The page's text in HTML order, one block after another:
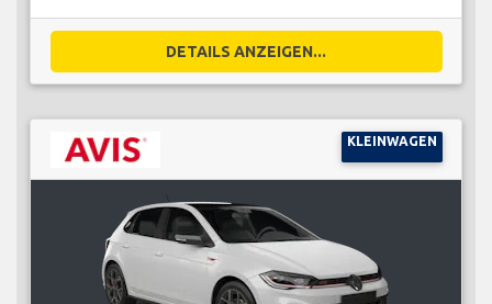
DETAILS ANZEIGEN...
KLEINWAGEN